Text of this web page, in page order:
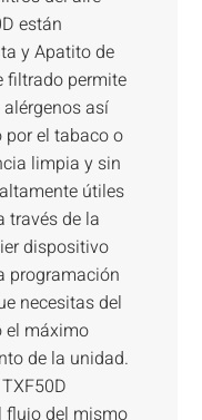
están
y Apatito de
filtrado permite
así
el tabaco o
limpia y sin
útiles
través de la
dispositivo
programación
necesitas del
el máximo
de la unidad.
flujo del mismo